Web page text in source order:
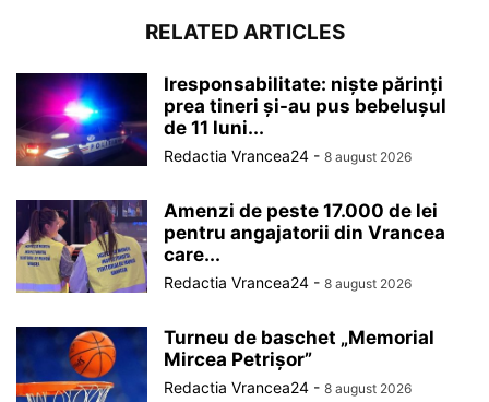
RELATED ARTICLES
Iresponsabilitate: niște părinți
prea tineri și-au pus bebelușul
de 11 luni...
Redactia Vrancea24 - 8 august 2026
Amenzi de peste 17.000 de lei
pentru angajatorii din Vrancea
care...
Redactia Vrancea24 - 8 august 2026
Turneu de baschet „Memorial
Mircea Petrișor”
Redactia Vrancea24 - 8 august 2026